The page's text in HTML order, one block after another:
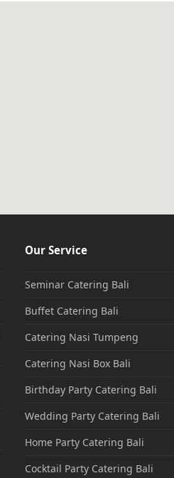
Our Service
Seminar Catering Bali
Buffet Catering Bali
Catering Nasi Tumpeng
Catering Nasi Box Bali
Birthday Party Catering Bali
Wedding Party Catering Bali
Home Party Catering Bali
Cocktail Party Catering Bali